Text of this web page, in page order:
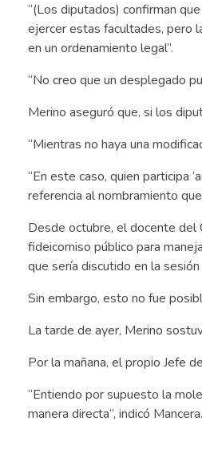
“(Los diputados) confirman
ejercer estas facultades, pero
en un ordenamiento legal”.
“No creo que un desplegado
Merino aseguró que, si los
“Mientras no haya una
“En este caso, quien participa
referencia al nombramiento
Desde octubre, el docente del
fideicomiso público para
que sería discutido en la
Sin embargo, esto no fue
La tarde de ayer, Merino
Por la mañana, el propio Jefe
“Entiendo por supuesto la
manera directa”, indicó Mancera.